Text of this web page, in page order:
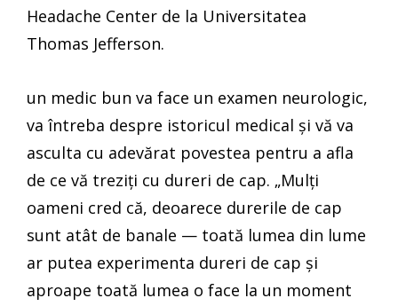
Headache Center de la Universitatea
Thomas Jefferson.
un medic bun va face un examen neurologic,
va întreba despre istoricul medical și vă va
asculta cu adevărat povestea pentru a afla
de ce vă treziți cu dureri de cap. „Mulți
oameni cred că, deoarece durerile de cap
sunt atât de banale — toată lumea din lume
ar putea experimenta dureri de cap și
aproape toată lumea o face la un moment